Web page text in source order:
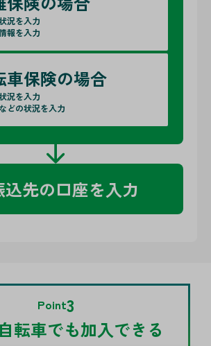
況を入力
報を入力
車保険の場合
況を入力
どの状況を入力
込先の口座を入力
Point3
転車でも加入できる